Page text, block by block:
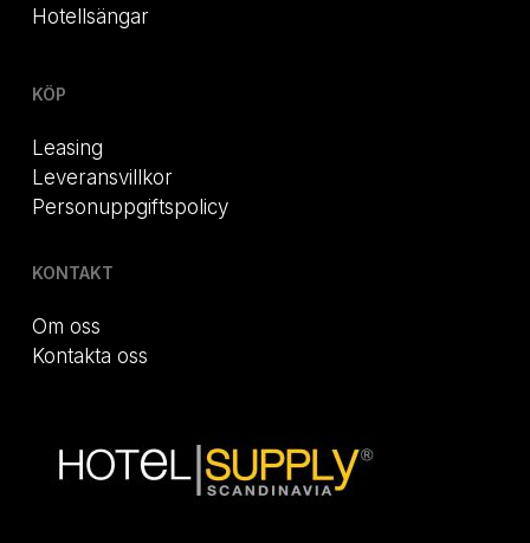
Hotellsängar
KÖP
Leasing
Leveransvillkor
Personuppgiftspolicy
KONTAKT
Om oss
Kontakta oss